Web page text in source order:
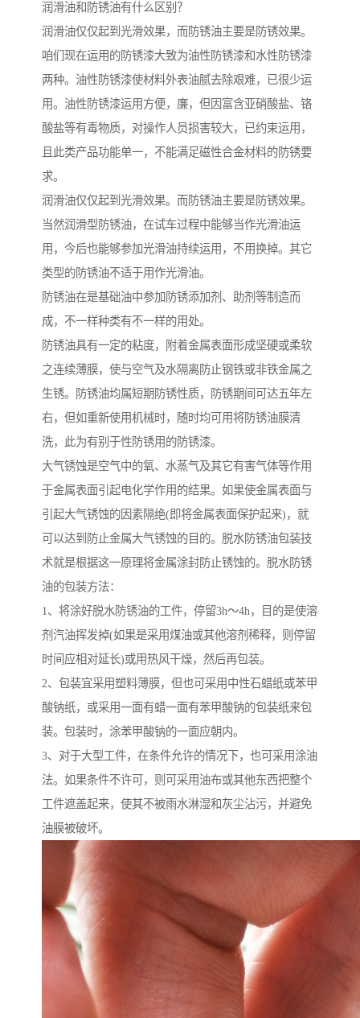
润滑油和防锈油有什么区别？
润滑油仅仅起到光滑效果，而防锈油主要是防锈效果。
咱们现在运用的防锈漆大致为油性防锈漆和水性防锈漆
两种。油性防锈漆使材料外表油腻去除艰难，已很少运
用。油性防锈漆运用方便，廉，但因富含亚硝酸盐、铬
酸盐等有毒物质，对操作人员损害较大，已约束运用，
且此类产品功能单一，不能满足磁性合金材料的防锈要
求。
润滑油仅仅起到光滑效果。而防锈油主要是防锈效果。
当然润滑型防锈油，在试车过程中能够当作光滑油运
用，今后也能够参加光滑油持续运用，不用换掉。其它
类型的防锈油不适于用作光滑油。
防锈油在是基础油中参加防锈添加剂、助剂等制造而
成，不一样种类有不一样的用处。
防锈油具有一定的粘度，附着金属表面形成坚硬或柔软
之连续薄膜，使与空气及水隔离防止钢铁或非铁金属之
生锈。防锈油均属短期防锈性质，防锈期间可达五年左
右，但如重新使用机械时，随时均可用将防锈油膜清
洗，此为有别于性防锈用的防锈漆。
大气锈蚀是空气中的氧、水蒸气及其它有害气体等作用
于金属表面引起电化学作用的结果。如果使金属表面与
引起大气锈蚀的因素隔绝(即将金属表面保护起来)，就
可以达到防止金属大气锈蚀的目的。脱水防锈油包装技
术就是根据这一原理将金属涂封防止锈蚀的。脱水防锈
油的包装方法：
1、将涂好脱水防锈油的工件，停留3h～4h，目的是使溶
剂汽油挥发掉(如果是采用煤油或其他溶剂稀释，则停留
时间应相对延长)或用热风干燥，然后再包装。
2、包装宜采用塑料薄膜，但也可采用中性石蜡纸或苯甲
酸钠纸，或采用一面有蜡一面有苯甲酸钠的包装纸来包
装。包装时，涂苯甲酸钠的一面应朝内。
3、对于大型工件，在条件允许的情况下，也可采用涂油
法。如果条件不许可，则可采用油布或其他东西把整个
工件遮盖起来，使其不被雨水淋湿和灰尘沾污，并避免
油膜被破坏。